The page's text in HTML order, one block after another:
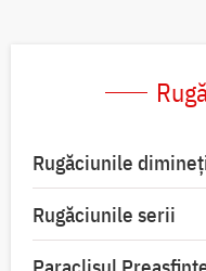
Rugăciunile
Rugăciunile serii